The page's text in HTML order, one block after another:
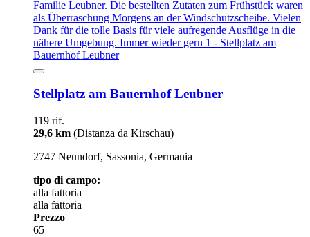
Stellplatz am Bauernhof Leubner
119 rif.
29,6 km (Distanza da Kirschau)
2747 Neundorf, Sassonia, Germania
tipo di campo:
alla fattoria
alla fattoria
Prezzo
65